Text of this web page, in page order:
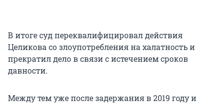
В итоге суд переквалифицировал действия
Целикова со злоупотребления на халатность и
прекратил дело в связи с истечением сроков
давности.
Между тем уже после задержания в 2019 году и